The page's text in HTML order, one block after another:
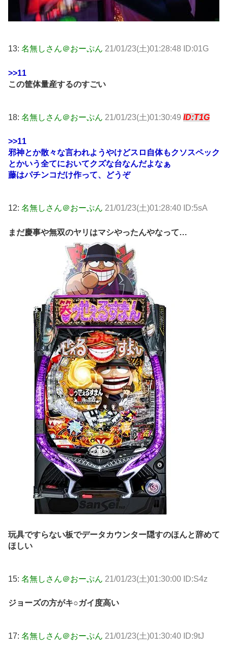
13: 名無しさん＠おーぷん 21/01/23(土)01:28:48 ID:01G
>>11
この筐体量産するのすごい
18: 名無しさん＠おーぷん 21/01/23(土)01:30:49 ID:T1G
>>11
邪神とか散々な言われようやけどスロ自体もクソスペック
とかいう全てにおいてクズな台なんだよなぁ
藤はパチンコだけ作って、どうぞ
12: 名無しさん＠おーぷん 21/01/23(土)01:28:40 ID:5sA
まだ慶事や無双のヤリはマシやったんやなって…
玩具ですらない板でデータカウンター隠すのほんと辞めて
ほしい
15: 名無しさん＠おーぷん 21/01/23(土)01:30:00 ID:S4z
ジョーズの方がキ○ガイ度高い
17: 名無しさん＠おーぷん 21/01/23(土)01:30:40 ID:9tJ